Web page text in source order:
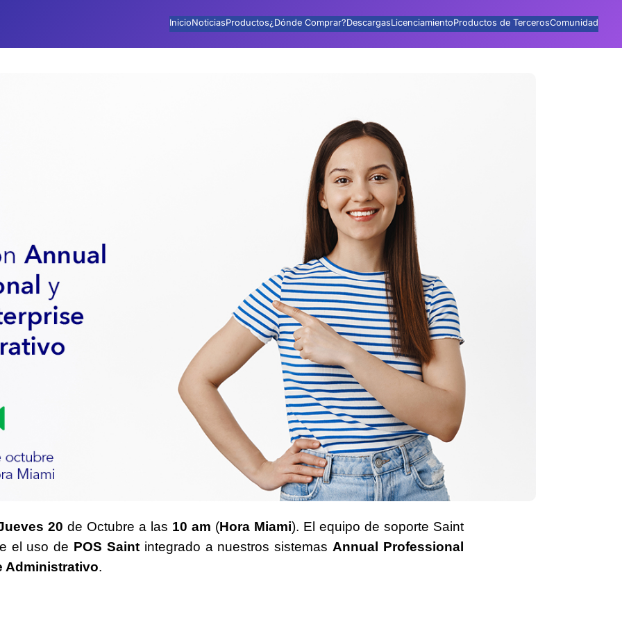
InicioNoticiasProductos¿Dónde Comprar?DescargasLicenciamientoProductos de TercerosComunidad
20 de Octubre a las 10 am (Hora Miami). El equipo de soporte Saint
el uso de POS Saintintegrado a nuestros sistemas Annual Professional
Administrativo.